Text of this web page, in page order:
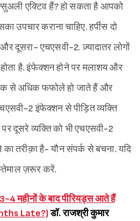
एक्टिव हैं? हो सकता है आपको
कराना चाहिए. हर्पीस दो
दूसरा- एचएसवी-2. ज़्यादातर लोगों
है. इंफेक्शन होने पर मलाशय और
से अधिक फफोले हो जाते हैं और
2 इंफेक्शन से पीड़ित व्यक्ति
दूसरे व्यक्ति को भी एचएसवी-2
तरीक़ा है- यौन संपर्क से बचना. यदि
ज़रूर करें.
महीनों के बाद पीरियड्स आते हैं
Late?) डॉ. राजश्री कुमार